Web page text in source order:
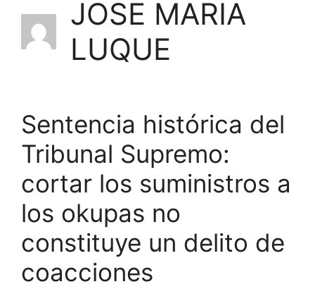
JOSE MARIA
LUQUE
Sentencia histórica del
Tribunal Supremo:
cortar los suministros a
los okupas no
constituye un delito de
coacciones